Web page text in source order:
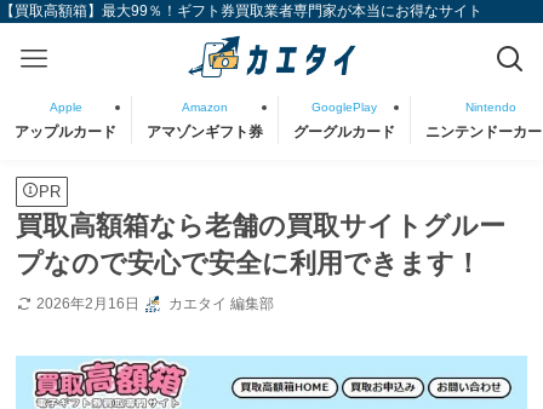
【買取高額箱】最大99％！ギフト券買取業者専門家が本当にお得なサイト
Apple
アップルカード
Amazon
アマゾンギフト券
GooglePlay
グーグルカード
Nintendo
ニンテンドーカ
PR
買取高額箱なら老舗の買取サイトグルー
プなので安心で安全に利用できます！
2026年2月16日 カエタイ 編集部